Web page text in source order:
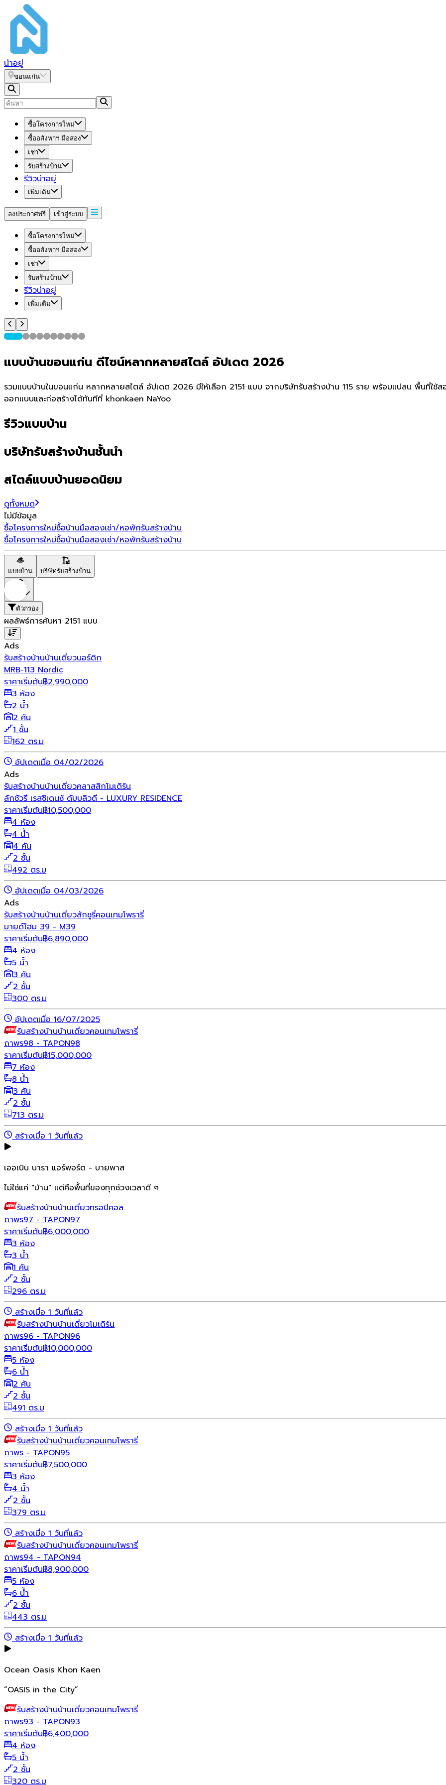
น่าอยู่
ขอนแก่น
ซื้อโครงการใหม่
ซื้ออสังหาฯ มือสอง
เช่า
รับสร้างบ้าน
รีวิวน่าอยู่
เพิ่มเติม
ลงประกาศฟรี เข้าสู่ระบบ
ซื้อโครงการใหม่
ซื้ออสังหาฯ มือสอง
เช่า
รับสร้างบ้าน
รีวิวน่าอยู่
เพิ่มเติม
แบบบ้านขอนแก่น ดีไซน์หลากหลายสไตล์ อัปเดต 2026
รวมแบบบ้านในขอนแก่น หลากหลายสไตล์ อัปเดต 2026 มีให้เลือก 2151 แบบ จากบริษัทรับสร้างบ้าน 115 ราย พร้อมแปลน พื้นที่ใช้ส
ออกแบบและก่อสร้างได้ทันทีที่ khonkaen NaYoo
รีวิวแบบบ้าน
บริษัทรับสร้างบ้านชั้นนำ
สไตล์แบบบ้านยอดนิยม
ดูทั้งหมด
ไม่มีข้อมูล
ซื้อโครงการใหม่ซื้อบ้านมือสองเช่า/หอพักรับสร้างบ้าน
ซื้อโครงการใหม่ซื้อบ้านมือสองเช่า/หอพักรับสร้างบ้าน
แบบบ้าน บริษัทรับสร้างบ้าน
ตัวกรอง
ผลลัพธ์การค้นหา 2151 แบบ
Ads
รับสร้างบ้านบ้านเดี่ยวนอร์ดิก
MRB-113 Nordic
ราคาเริ่มต้น฿2,990,000
3 ห้อง
2 น้ำ
2 คัน
1 ชั้น
162 ตร.ม
อัปเดตเมื่อ 04/02/2026
Ads
รับสร้างบ้านบ้านเดี่ยวคลาสสิกโมเดิร์น
ลักชัวรี เรสซิเดนซ์ ดับบลิวดี - LUXURY RESIDENCE
ราคาเริ่มต้น฿10,500,000
4 ห้อง
4 น้ำ
4 คัน
2 ชั้น
492 ตร.ม
อัปเดตเมื่อ 04/03/2026
Ads
รับสร้างบ้านบ้านเดี่ยวลักชูรี่คอนเทมโพรารี่
มายด์โฮม 39 - M39
ราคาเริ่มต้น฿6,890,000
4 ห้อง
5 น้ำ
3 คัน
2 ชั้น
300 ตร.ม
อัปเดตเมื่อ 16/07/2025
รับสร้างบ้านบ้านเดี่ยวคอนเทมโพรารี่
ถาพร98 - TAPON98
ราคาเริ่มต้น฿15,000,000
7 ห้อง
8 น้ำ
3 คัน
2 ชั้น
713 ตร.ม
สร้างเมื่อ 1 วันที่แล้ว
เออเบิน นารา แอร์พอร์ต - บายพาส
ไม่ใช่แค่ "บ้าน" แต่คือพื้นที่ของทุกช่วงเวลาดี ๆ
รับสร้างบ้านบ้านเดี่ยวทรอปิคอล
ถาพร97 - TAPON97
ราคาเริ่มต้น฿6,000,000
3 ห้อง
3 น้ำ
1 คัน
2 ชั้น
296 ตร.ม
สร้างเมื่อ 1 วันที่แล้ว
รับสร้างบ้านบ้านเดี่ยวโมเดิร์น
ถาพร96 - TAPON96
ราคาเริ่มต้น฿10,000,000
5 ห้อง
6 น้ำ
2 คัน
2 ชั้น
491 ตร.ม
สร้างเมื่อ 1 วันที่แล้ว
รับสร้างบ้านบ้านเดี่ยวคอนเทมโพรารี่
ถาพร - TAPON95
ราคาเริ่มต้น฿7,500,000
3 ห้อง
4 น้ำ
2 ชั้น
379 ตร.ม
สร้างเมื่อ 1 วันที่แล้ว
รับสร้างบ้านบ้านเดี่ยวคอนเทมโพรารี่
ถาพร94 - TAPON94
ราคาเริ่มต้น฿8,900,000
5 ห้อง
6 น้ำ
2 ชั้น
443 ตร.ม
สร้างเมื่อ 1 วันที่แล้ว
Ocean Oasis Khon Kaen
“OASIS in the City”
รับสร้างบ้านบ้านเดี่ยวคอนเทมโพรารี่
ถาพร93 - TAPON93
ราคาเริ่มต้น฿6,400,000
4 ห้อง
5 น้ำ
2 ชั้น
320 ตร.ม